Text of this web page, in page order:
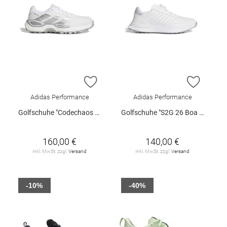
ZUR WUNSCHLISTE HINZUFÜGEN
Adidas Performance
Golfschuhe "Codechaos 27 Spikeless"
160,00 €
inkl. MwSt. zzgl. Versand
ZUR
Adidas Performance
Golfschuhe "S2G 26 Boa Spikeless"
140,00 €
inkl. MwSt. zzgl. Versand
-10% -40%